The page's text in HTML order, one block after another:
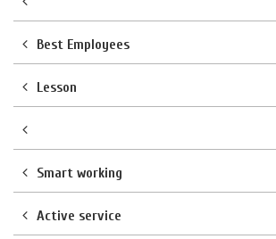
Best Employees
Lesson
Smart working
Active service